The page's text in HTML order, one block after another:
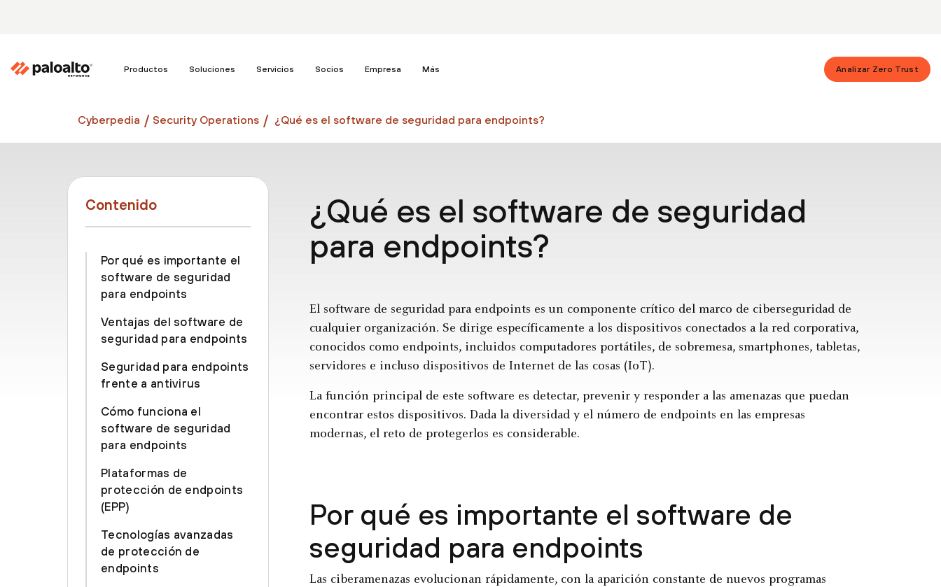
Productos Soluciones Servicios Socios Empresa Más Analizar Zero Trust
Cyberpedia Security Operations ¿Qué es el software de seguridad para endpoints?
Contenido
Por qué es importante el
software de seguridad
para endpoints
Ventajas del software de
seguridad para endpoints
Seguridad para endpoints
frente a antivirus
Cómo funciona el
software de seguridad
para endpoints
Plataformas de
protección de endpoints
(EPP)
Tecnologías avanzadas
de protección de
endpoints
¿Qué es el software de seguridad
para endpoints?
El software de seguridad para endpoints es un componente crítico del marco de ciberseguridad de
cualquier organización. Se dirige específicamente a los dispositivos conectados a la red corporativa,
conocidos como endpoints, incluidos computadores portátiles, de sobremesa, smartphones, tabletas,
servidores e incluso dispositivos de Internet de las cosas (IoT).
La función principal de este software es detectar, prevenir y responder a las amenazas que puedan
encontrar estos dispositivos. Dada la diversidad y el número de endpoints en las empresas
modernas, el reto de protegerlos es considerable.
Por qué es importante el software de
seguridad para endpoints
Las ciberamenazas evolucionan rápidamente, con la aparición constante de nuevos programas